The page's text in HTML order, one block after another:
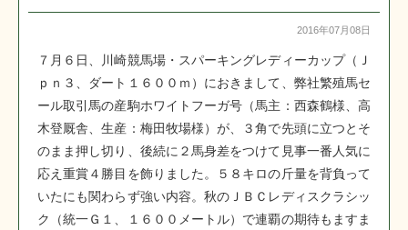
2016年07月08日
７月６日、川崎競馬場・スパーキングレディーカップ（Ｊ
ｐｎ３、ダート１６００ｍ）におきまして、弊社繁殖馬セ
ール取引馬の産駒ホワイトフーガ号（馬主：西森鶴様、高
木登厩舎、生産：梅田牧場様）が、３角で先頭に立つとそ
のまま押し切り、後続に２馬身差をつけて見事一番人気に
応え重賞４勝目を飾りました。５８キロの斤量を背負って
いたにも関わらず強い内容。秋のＪＢＣレディスクラシッ
ク（統一Ｇ１、１６００メートル）で連覇の期待もますま